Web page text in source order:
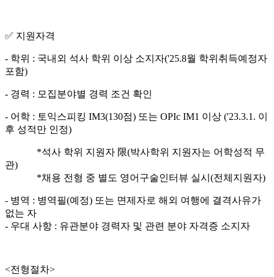
✅ 지원자격
- 학위 : 국내외 석사 학위 이상 소지자('25.8월 학위취득예정자
포함)
- 경력 : 모집분야별 경력 조건 확인
- 어학 : 토익스피킹 IM3(130점) 또는 OPIc IM1 이상 ('23.3.1. 이
후 성적만 인정)
*석사 학위 지원자 限(박사학위 지원자는 어학성적 무
관)
*채용 전형 중 별도 영어구술인터뷰 실시(전체지원자)
- 병역 : 병역필(예정) 또는 면제자로 해외 여행에 결격사유가
없는 자
- 우대 사항 : 유관분야 경력자 및 관련 분야 자격증 소지자
<전형절차>